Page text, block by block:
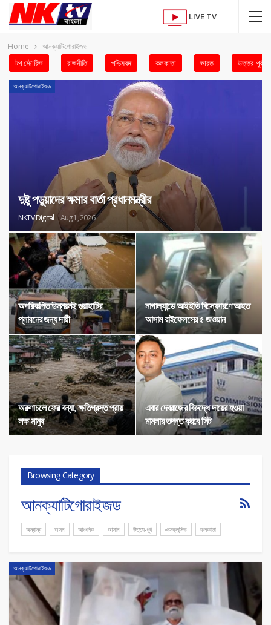
LIVE TV
Home আনক্যাটিগোরাইজড
টপ স্টোরিজ রাজনীতি পশ্চিমবঙ্গ কলকাতা ভারত উত্তর-পূর্ব
আনক্যাটিগোরাইজড
দুষ্টু পডু়য়াদের ক্ষমার বার্তা প্রধানমন্ত্রীর
NKTV Digital Aug 1, 2026
অপরিকল্পিত উন্নয়নই গুয়াহাটির
প্লাবনের জন্য দায়ী
নাগাল্যান্ডে আইইডি বিস্ফোরণে আহত
আসাম রাইফেলসের ৫ জওয়ান
অরুণাচলে ফের বন্যা, ক্ষতিগ্রস্ত প্রায়
লক্ষ মানুষ
এবার দেবরাজের বিরুদ্ধে দায়ের হওয়া
মামলার তদন্ত করবে সিট
Browsing Category
আনক্যাটিগোরাইজড
অন্যান্য অসম আঞ্চলিক আসাম উত্তর-পূর্ব এক্সক্লুসিভ কলকাতা
আনক্যাটিগোরাইজড